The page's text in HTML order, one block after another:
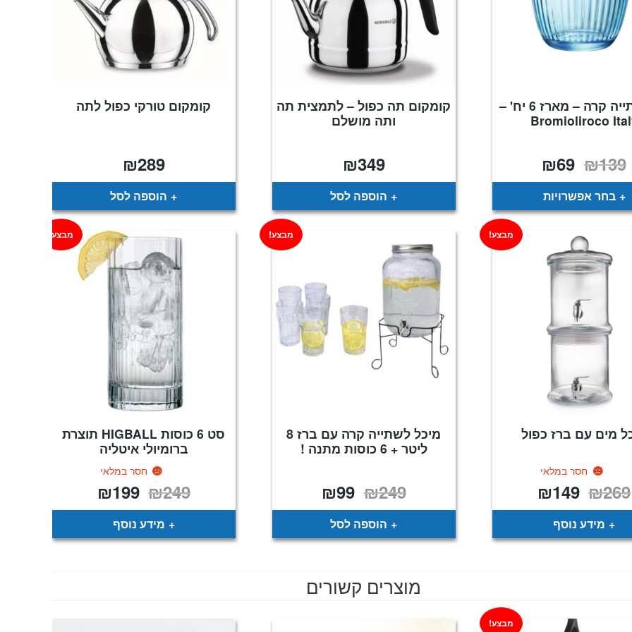
כוס שתייה קרה – מארז 6 יח' –
Bromioliroco
₪139 המחיר
המקורי
היה:
₪69
הוא:
בחר אפשרויות
קומקום תה כפול – לתמצית תה
ותה מושלם
₪349
הוספה לסל
קומקום טורקי כפול לתה
₪289
הוספה לסל
מים עם ברז כפול
חסר במלאי
מבצע!
₪269 המחיר
המקורי
היה:
₪149
הוא:
מידע נוסף
מיכל לשתייה קרה עם ברז 8
ליטר + 6 כוסות מתנה !
מבצע!
₪249 המחיר
המקורי
היה:
₪249.
₪99
הוא:
הוספה לסל
סט 6 כוסות HIGBALL תוצרת
ברומיולי איטליה
חסר במלאי
מבצע!
₪249 המחיר
המקורי
היה:
₪199
הוא:
מידע נוסף
מוצרים קשורים
מבצע!